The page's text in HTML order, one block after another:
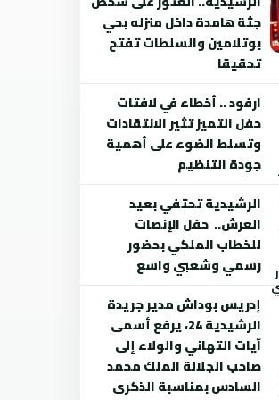
جثة هامدة داخل منزله بحي
بوتلامين والسلطات تفتح
تحقيقا
ارفود .. أخطاء في لافتات
حفل التميز تثير الانتقادات
وتسلط الضوء على أهمية
جودة التنظيم
الرشيدية تحتفي بعيد
العرش.. حفل الإنصات
للخطاب الملكي بحضور
رسمي وشعبي واسع
إدريس بوداش مدير جريدة
الرشيدية 24، يرفع أسمى
آيات التهاني والولاء إلى
صاحب الجلالة الملك محمد
السادس بمناسبة الذكرى